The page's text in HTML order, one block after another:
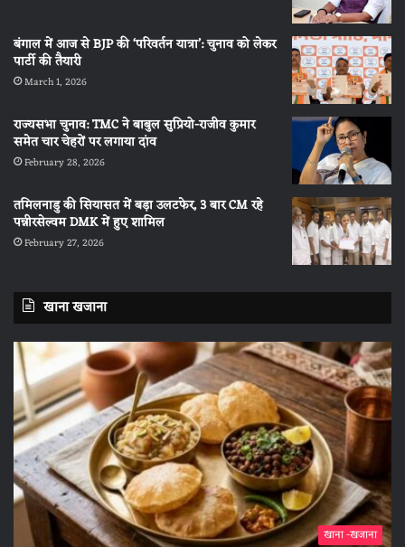
बंगाल में आज से BJP की ‘परिवर्तन यात्रा’: चुनाव को लेकर
पार्टी की तैयारी
March 1, 2026
राज्यसभा चुनाव: TMC ने बाबुल सुप्रियो-राजीव कुमार
समेत चार चेहरों पर लगाया दांव
February 28, 2026
तमिलनाडु की सियासत में बड़ा उलटफेर, 3 बार CM रहे
पन्नीरसेल्वम DMK में हुए शामिल
February 27, 2026
खाना खजाना
खाना -खजाना